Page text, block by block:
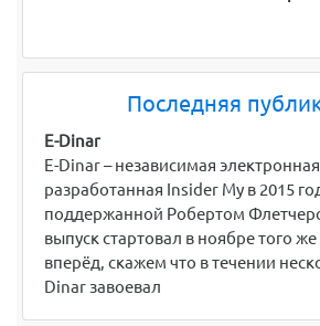
Последняя
E-Dinar
E-Dinar – независимая
разработанная Insider My в 2015
поддержанной Робертом
выпуск стартовал в ноябре того же
вперёд, скажем что в течении
Dinar завоевал